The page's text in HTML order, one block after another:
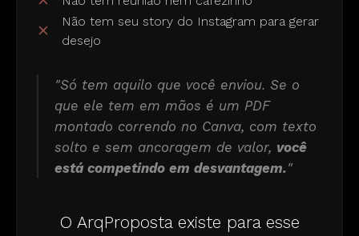
✕
Não tem seu story do Instagram para gerar
desejo
"Só tem aquilo que você enviou. Se o
que ele tem em mãos é um PDF
montado correndo no Canva, com texto
solto e sem ancoragem de valor, você
está competindo em desvantagem."
O ArqProposta existe para esse